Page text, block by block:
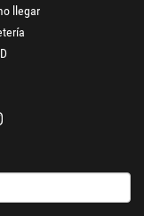
llegar